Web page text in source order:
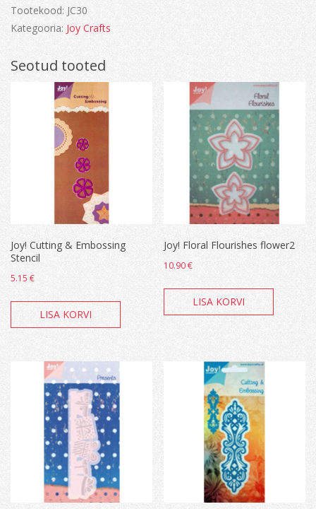
kogus
Tootekood: JC30
Kategooria: Joy Crafts
Seotud tooted
Joy! Cutting & Embossing
Stencil
5.15 €
LISA KORVI
Joy! Floral Flourishes flower2
10.90€
LISA KORVI